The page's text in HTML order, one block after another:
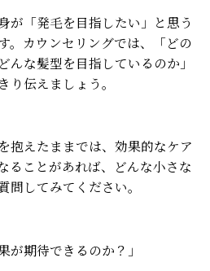
が「発毛を目指したい」と思う
。カウンセリングでは、「どの
んな髪型を目指しているのか」
り伝えましょう。
抱えたままでは、効果的なケア
ることがあれば、どんな小さな
問してみてください。
が期待できるのか？」